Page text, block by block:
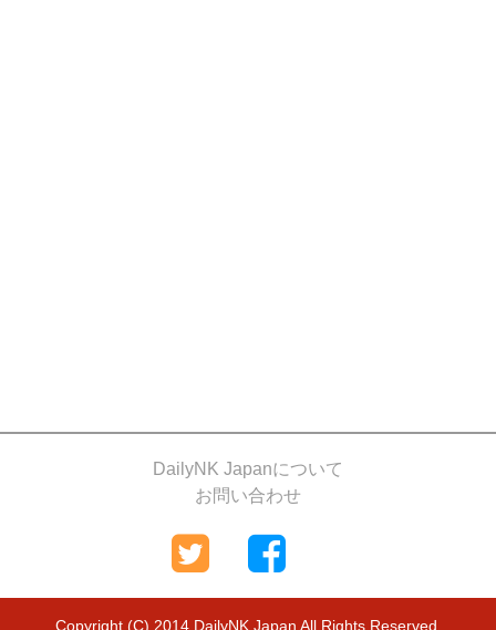
DailyNK Japanについて
お問い合わせ
Copyright (C) 2014 DailyNK Japan All Rights Reserved.